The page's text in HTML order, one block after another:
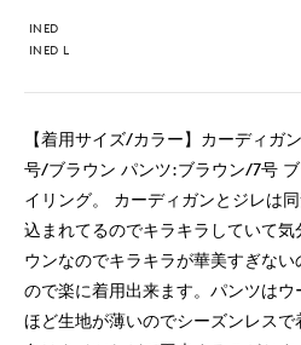
INED
INED L
【着用サイズ/カラー】カーディ
号/ブラウン パンツ:ブラウン/7号
イリング。 カーディガンとジレは
込まれてるのでキラキラしていて
ウンなのでキラキラが華美すぎな
ので楽に着用出来ます。パンツは
ほど生地が薄いのでシーズンレスで